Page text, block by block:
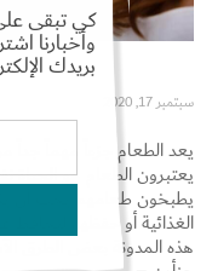
سبتمبر 17, 2020
يعد الطعام جزءاً مهماً جداً
يعتبرون الطعام هو
يطبخون طعامهم يجب أن
الغذائية أو حفظها،
هذه المدونة بعض الطرق
كي تبقى
وأخبارنا
بريدك